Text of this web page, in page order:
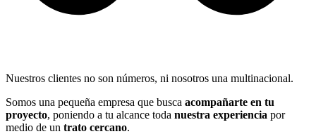
Nuestros clientes no son números, ni nosotros una multinacional.
Somos una pequeña empresa que busca acompañarte en tu
proyecto, poniendo a tu alcance toda nuestra experiencia por
medio de un trato cercano.